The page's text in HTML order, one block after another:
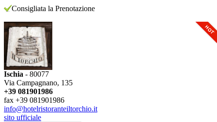
Consigliata la Prenotazione
Ischia - 80077
Via Campagnano, 135
+39 081901986
fax +39 081901986
info@hotelristoranteiltorchio.it
sito ufficiale